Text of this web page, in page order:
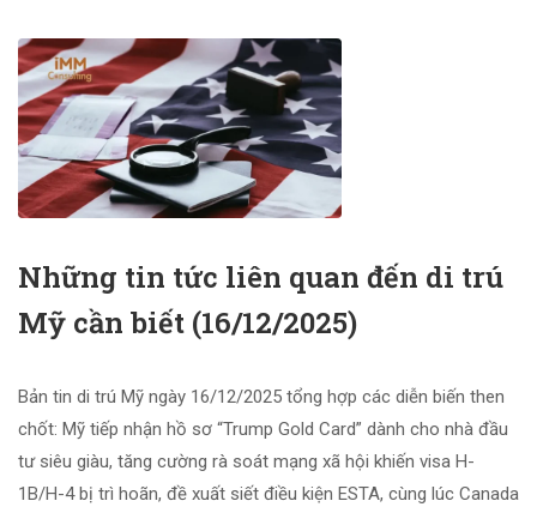
Những tin tức liên quan đến di trú
Mỹ cần biết (16/12/2025)
Bản tin di trú Mỹ ngày 16/12/2025 tổng hợp các diễn biến then
chốt: Mỹ tiếp nhận hồ sơ “Trump Gold Card” dành cho nhà đầu
tư siêu giàu, tăng cường rà soát mạng xã hội khiến visa H-
1B/H-4 bị trì hoãn, đề xuất siết điều kiện ESTA, cùng lúc Canada